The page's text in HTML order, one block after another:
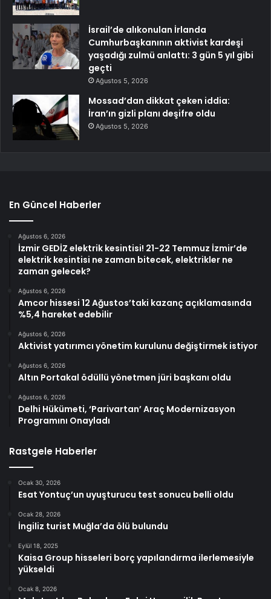
İsrail’de alıkonulan İrlanda
Cumhurbaşkanının aktivist kardeşi
yaşadığı zulmü anlattı: 3 gün 5 yıl gibi
geçti
Ağustos 5, 2026
Mossad’dan dikkat çeken iddia:
İran’ın gizli planı deşifre oldu
Ağustos 5, 2026
En Güncel Haberler
Ağustos 6, 2026
İzmir GEDİZ elektrik kesintisi! 21-22 Temmuz İzmir’de
elektrik kesintisi ne zaman bitecek, elektrikler ne
zaman gelecek?
Ağustos 6, 2026
Amcor hissesi 12 Ağustos’taki kazanç açıklamasında
%5,4 hareket edebilir
Ağustos 6, 2026
Aktivist yatırımcı yönetim kurulunu değiştirmek istiyor
Ağustos 6, 2026
Altın Portakal ödüllü yönetmen jüri başkanı oldu
Ağustos 6, 2026
Delhi Hükümeti, ‘Parivartan’ Araç Modernizasyon
Programını Onayladı
Rastgele Haberler
Ocak 30, 2026
Esat Yontuç’un uyuşturucu test sonucu belli oldu
Ocak 28, 2026
İngiliz turist Muğla’da ölü bulundu
Eylül 18, 2025
Kaisa Group hisseleri borç yapılandırma ilerlemesiyle
yükseldi
Ocak 8, 2026